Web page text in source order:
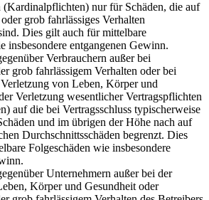
(Kardinalpflichten) nur für Schäden, die auf
grob fahrlässiges Verhalten
Dies gilt auch für mittelbare
insbesondere entgangenen Gewinn.
Verbrauchern außer bei
grob fahrlässigem Verhalten oder bei
Verletzung von Leben, Körper und
Verletzung wesentlicher Vertragspflichten
auf die bei Vertragsschluss typischerweise
und im übrigen der Höhe nach auf
Durchschnittsschäden begrenzt. Dies
Folgeschäden wie insbesondere
Unternehmern außer bei der
Körper und Gesundheit oder